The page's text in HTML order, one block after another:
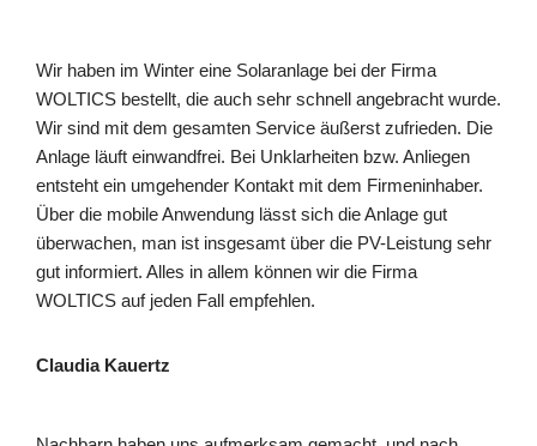
Wir haben im Winter eine Solaranlage bei der Firma
WOLTICS bestellt, die auch sehr schnell angebracht wurde.
Wir sind mit dem gesamten Service äußerst zufrieden. Die
Anlage läuft einwandfrei. Bei Unklarheiten bzw. Anliegen
entsteht ein umgehender Kontakt mit dem Firmeninhaber.
Über die mobile Anwendung lässt sich die Anlage gut
überwachen, man ist insgesamt über die PV-Leistung sehr
gut informiert. Alles in allem können wir die Firma
WOLTICS auf jeden Fall empfehlen.
Claudia Kauertz